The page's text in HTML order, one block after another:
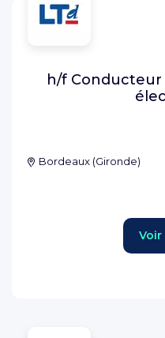
h/f Conducteur
Bordeaux (Gironde)
Voir